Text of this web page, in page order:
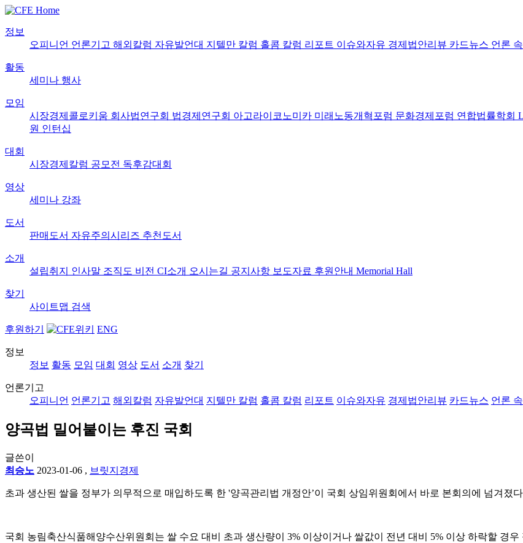
정보
오피니언 언론기고 해외칼럼 자유발언대 지텔만 칼럼 홀콤 칼럼 리포트 이슈와자유 경제법안리뷰 카드뉴스 언론
활동
세미나 행사
모임
시장경제콜로키움 회사법연구회 법경제연구회 아고라이코노미카 미래노동개혁포럼 문화경제포럼 연합법률학회
원 인턴십
대회
시장경제칼럼 공모전 독후감대회
영상
세미나 강좌
도서
판매도서 자유주의시리즈 추천도서
소개
설립취지 인사말 조직도 비전 CI소개 오시는길 공지사항 보도자료 후원안내 Memorial Hall
찾기
사이트맵 검색
후원하기 ENG
정보
정보 활동 모임 대회 영상 도서 소개 찾기
언론기고
오피니언 언론기고 해외칼럼 자유발언대 지텔만 칼럼 홀콤 칼럼 리포트 이슈와자유 경제법안리뷰 카드뉴스 언론
양곡법 밀어붙이는 후진 국회
글쓴이
최승노 2023-01-06 , 브릿지경제
초과 생산된 쌀을 정부가 의무적으로 매입하도록 한 '양곡관리법 개정안’이 국회 상임위원회에서 바로 본회의에 넘겨졌
국회 농림축산식품해양수산위원회는 쌀 수요 대비 초과 생산량이 3% 이상이거나 쌀값이 전년 대비 5% 이상 하락할 경